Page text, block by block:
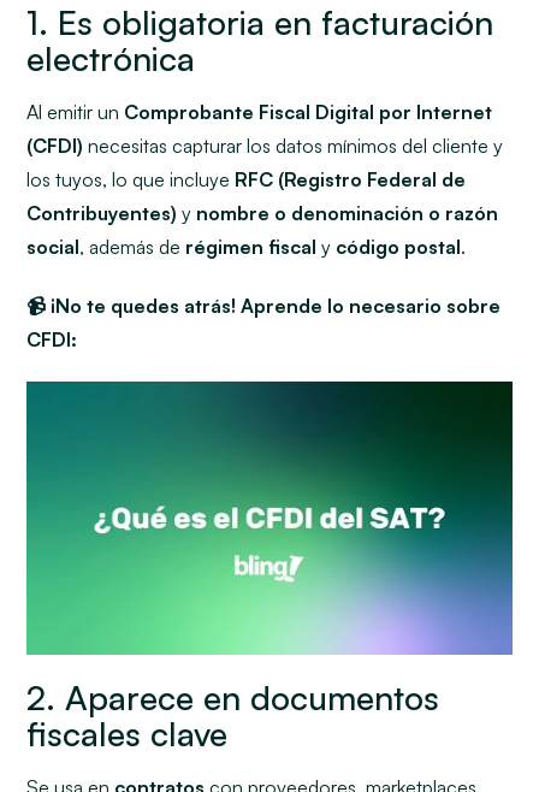
1. Es obligatoria en facturación
electrónica
Al emitir un Comprobante Fiscal Digital por Internet
(CFDI) necesitas capturar los datos mínimos del cliente y
los tuyos, lo que incluye RFC (Registro Federal de
Contribuyentes) y nombre o denominación o razón
social, además de régimen fiscal y código postal.
📹 ¡No te quedes atrás! Aprende lo necesario sobre
CFDI:
2. Aparece en documentos
fiscales clave
Se usa en contratos con proveedores, marketplaces,